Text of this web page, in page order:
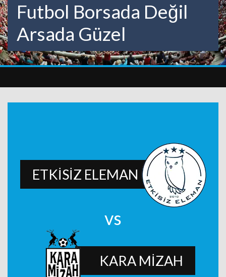
Futbol Borsada Değil
Arsada Güzel
ETKİSİZ ELEMAN
vs
KARA MİZAH